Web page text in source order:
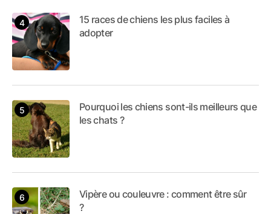
15 races de chiens les plus faciles à
adopter
Pourquoi les chiens sont-ils meilleurs que
les chats ?
Vipère ou couleuvre : comment être sûr
?